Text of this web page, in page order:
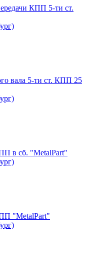
КПП 5-ти ст.
вала 5-ти ст. КПП 25
в сб. "MetalPart"
"MetalPart"